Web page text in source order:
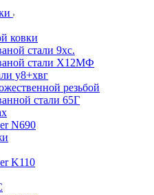
ковки
стали 9хс.
стали Х12МФ
у8+хвг
резьбой
стали 65Г
N690
K110